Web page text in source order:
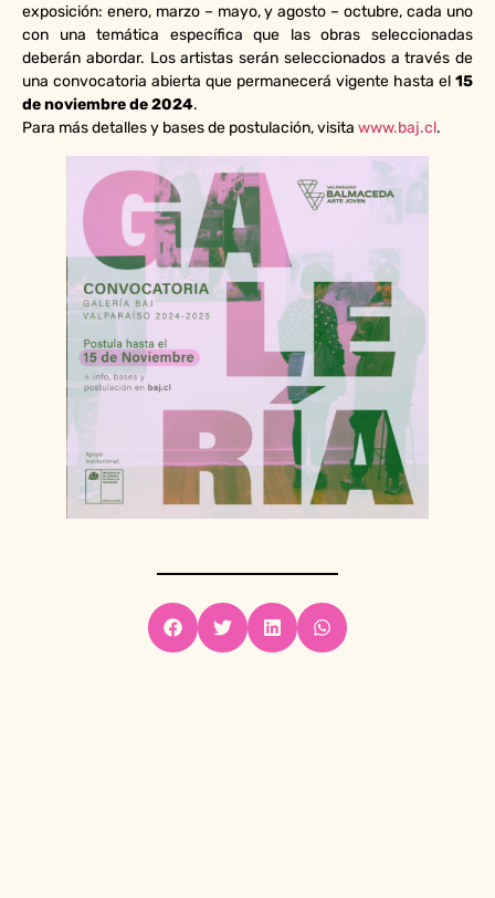
exposición: enero, marzo – mayo, y agosto – octubre, cada uno
con una temática específica que las obras seleccionadas
deberán abordar. Los artistas serán seleccionados a través de
una convocatoria abierta que permanecerá vigente hasta el 15
de noviembre de 2024.
Para más detalles y bases de postulación, visita www.baj.cl.